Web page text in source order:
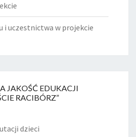
i uczestnictwa w projekcie
JAKOŚĆ EDUKACJI
RACIBÓRZ”
dzieci